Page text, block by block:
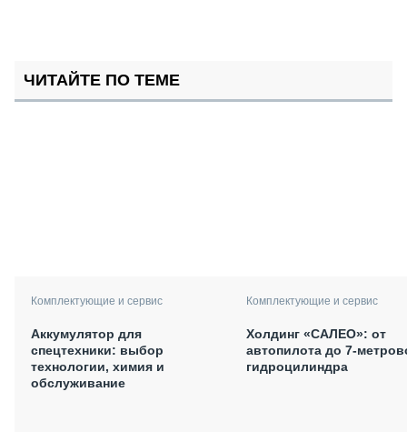
ЧИТАЙТЕ ПО ТЕМЕ
Комплектующие и сервис
Аккумулятор для
спецтехники: выбор
технологии, химия и
обслуживание
Комплектующие и сервис
Холдинг «САЛЕО»: от
автопилота до 7-
гидроцилиндра